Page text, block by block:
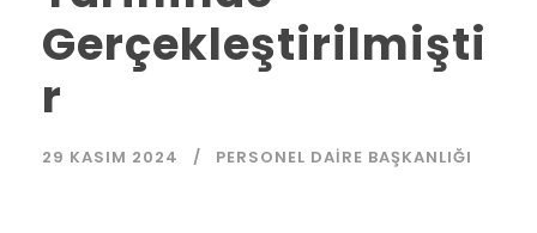
Gerçekleştirilmişti
r
29 KASIM 2024 PERSONEL DAIRE BAŞKANLIĞI